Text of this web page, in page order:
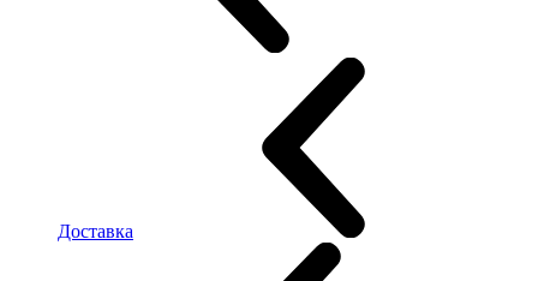
Доставка